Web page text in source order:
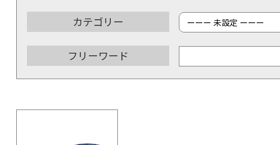
カテゴリー
フリーワード